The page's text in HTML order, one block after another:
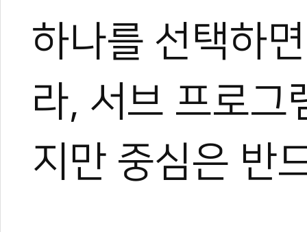
하나를 선택하
라, 서브 프로그
지만 중심은 반